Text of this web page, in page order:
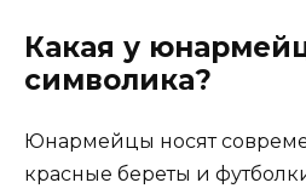
Какая у
символика?
Юнармейцы носят
красные береты и